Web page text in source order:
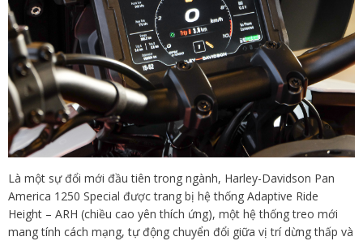
Là một sự đổi mới đầu tiên trong ngành, Harley-Davidson Pan
America 1250 Special được trang bị hệ thống Adaptive Ride
Height – ARH (chiều cao yên thích ứng), một hệ thống treo mới
mang tính cách mạng, tự động chuyển đổi giữa vị trí dừng thấp và